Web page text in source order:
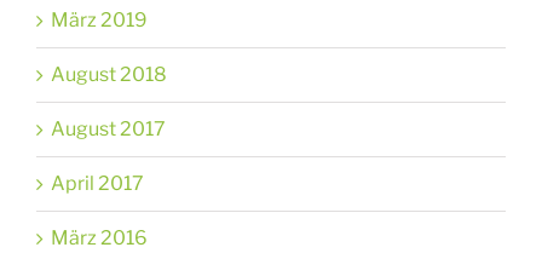
März 2019
August 2018
August 2017
April 2017
März 2016